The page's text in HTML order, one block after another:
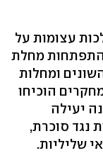
עצומות על
מחלת
ומחלות
הוכיחו
יעילה
נגד סוכרת,
שליליות.